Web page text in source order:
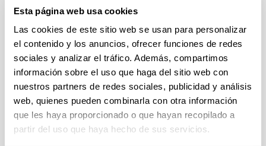
Esta página web usa cookies
Las cookies de este sitio web se usan para personalizar
el contenido y los anuncios, ofrecer funciones de redes
sociales y analizar el tráfico. Además, compartimos
información sobre el uso que haga del sitio web con
nuestros partners de redes sociales, publicidad y análisis
web, quienes pueden combinarla con otra información
que les haya proporcionado o que hayan recopilado a
partir del uso que haya hecho de sus servicios.
2024
Sin trámite abierto (Plazo de presentación de solicitudes:
Se ha publicado la convocatoria
Convocatoria de ayudas predoctorales: Programa FPU 2024
Sin trámite abierto (Fecha de fin del plazo de presentación:
25/01/2024)
El plazo para la presentación de solicitudes finaliza el